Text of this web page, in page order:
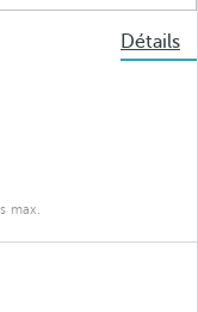
Détails
max.